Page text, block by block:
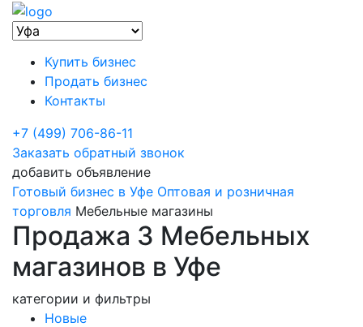
Купить бизнес
Продать бизнес
Контакты
+7 (499) 706-86-11
Заказать обратный звонок
добавить объявление
Готовый бизнес в Уфе Оптовая и розничная
торговля Мебельные магазины
Продажа 3 Мебельных
магазинов в Уфе
категории и фильтры
Новые